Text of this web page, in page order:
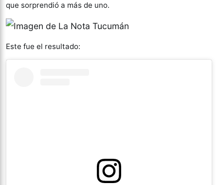
que sorprendió a más de uno.
Este fue el resultado: